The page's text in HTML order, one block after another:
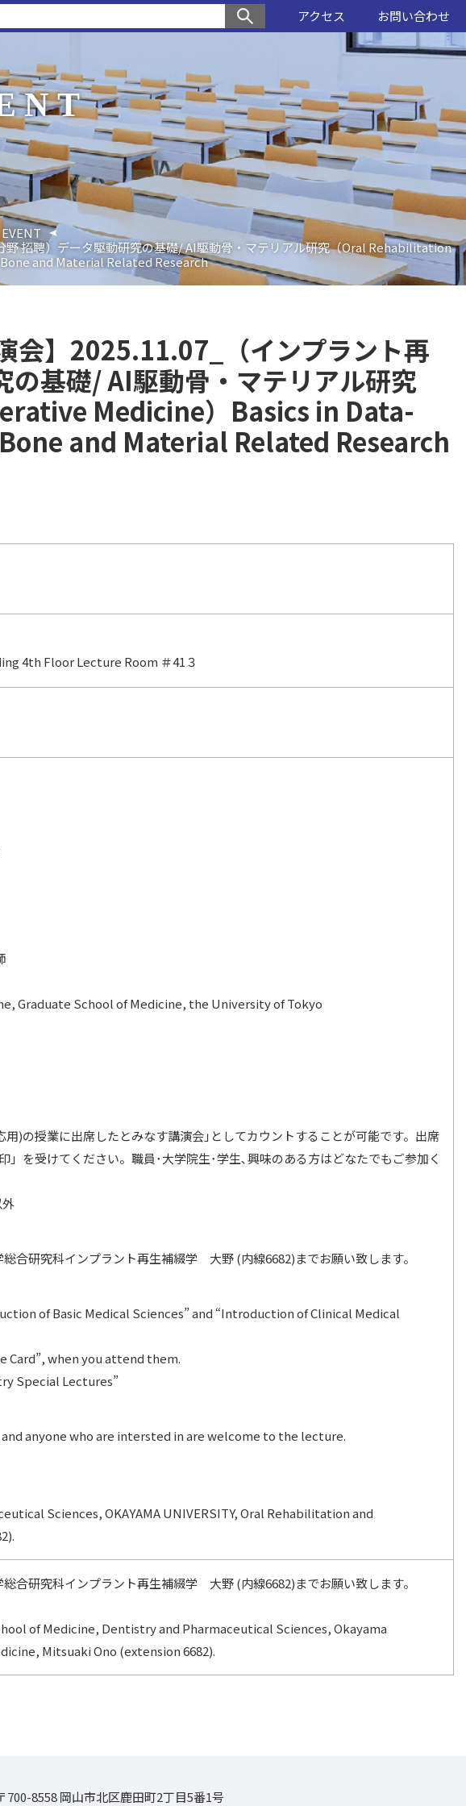
アクセス お問い合わせ
EVENT
招聘）データ駆動研究の基礎/ AI駆動骨・マテリアル研究（Oral Rehabilitation
and Material Related Research
会】2025.11.07_（インプラント再
の基礎/ AI駆動骨・マテリアル研究
Medicine）Basics in Data-
and Material Related Research
4th Floor Lecture Room ＃41３
Graduate School of Medicine, the University of Tokyo
)の授業に出席したとみなす講演会｣としてカウントすることが可能です。出席
を受けてください。職員･大学院生･学生､興味のある方はどなたでもご参加く
合研究科インプラント再生補綴学 大野 (内線6682)までお願い致します。
of Basic Medical Sciences” and “Introduction of Clinical Medical
Card”, when you attend them.
Special Lectures”
anyone who are intersted in are welcome to the lecture.
Sciences, OKAYAMA UNIVERSITY, Oral Rehabilitation and
合研究科インプラント再生補綴学 大野 (内線6682)までお願い致します。
of Medicine, Dentistry and Pharmaceutical Sciences, Okayama
Mitsuaki Ono (extension 6682).
700-8558 岡山市北区鹿田町2丁目5番1号